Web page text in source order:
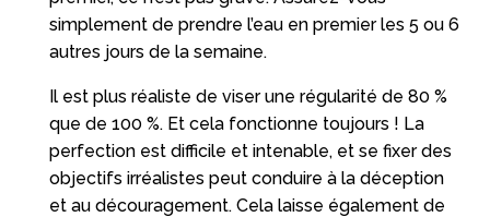
simplement de prendre l’eau en premier les 5 ou 6
autres jours de la semaine.
Il est plus réaliste de viser une régularité de 80 %
que de 100 %. Et cela fonctionne toujours ! La
perfection est difficile et intenable, et se fixer des
objectifs irréalistes peut conduire à la déception
et au découragement. Cela laisse également de